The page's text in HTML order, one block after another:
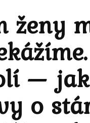
ženy
—
o